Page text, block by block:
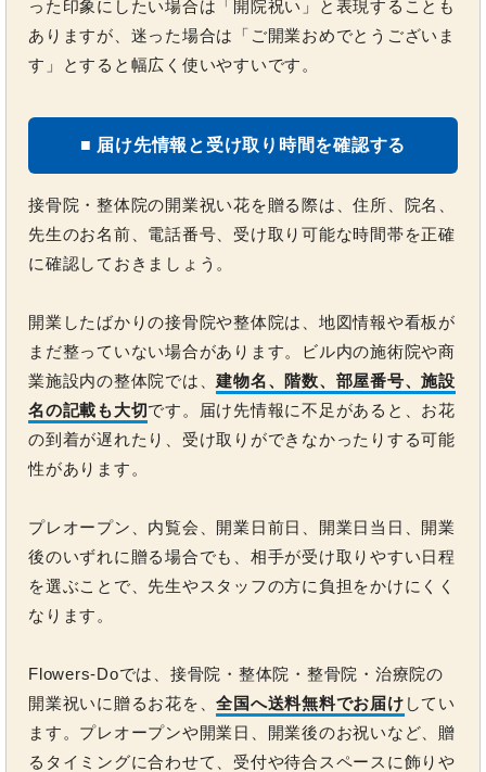
った印象にしたい場合は「開院祝い」と表現することも
ありますが、迷った場合は「ご開業おめでとうございま
す」とすると幅広く使いやすいです。
■ 届け先情報と受け取り時間を確認する
接骨院・整体院の開業祝い花を贈る際は、住所、院名、
先生のお名前、電話番号、受け取り可能な時間帯を正確
に確認しておきましょう。
開業したばかりの接骨院や整体院は、地図情報や看板が
まだ整っていない場合があります。ビル内の施術院や商
業施設内の整体院では、建物名、階数、部屋番号、施設
名の記載も大切です。届け先情報に不足があると、お花
の到着が遅れたり、受け取りができなかったりする可能
性があります。
プレオープン、内覧会、開業日前日、開業日当日、開業
後のいずれに贈る場合でも、相手が受け取りやすい日程
を選ぶことで、先生やスタッフの方に負担をかけにくく
なります。
Flowers-Doでは、接骨院・整体院・整骨院・治療院の
開業祝いに贈るお花を、全国へ送料無料でお届け してい
ます。プレオープンや開業日、開業後のお祝いなど、贈
るタイミングに合わせて、受付や待合スペースに飾りや